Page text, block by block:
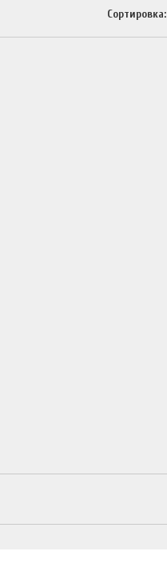
Сортировка: